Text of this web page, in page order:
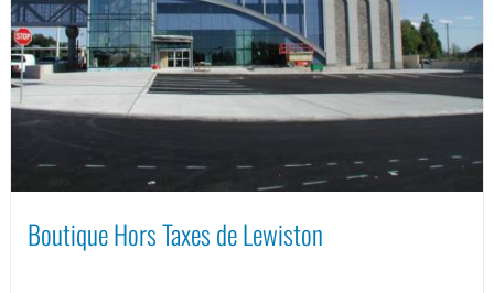
Boutique Hors Taxes de Lewiston